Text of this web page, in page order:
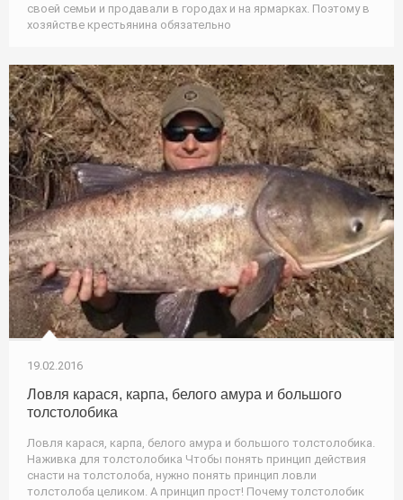
своей семьи и продавали в городах и на ярмарках. Поэтому в
хозяйстве крестьянина обязательно
19.02.2016
Ловля карася, карпа, белого амура и большого
толстолобика
Ловля карася, карпа, белого амура и большого толстолобика.
Наживка для толстолобика Чтобы понять принцип действия
снасти на толстолоба, нужно понять принцип ловли
толстолоба целиком. А принцип прост! Почему толстолобик